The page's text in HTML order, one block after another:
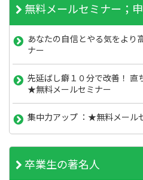
無料メールセミナー；
あなたの自信とやる気をよ
ナー
先延ばし癖１０分で改善！
★無料メールセミナー
集中力アップ ：★無料メール
卒業生の著名人